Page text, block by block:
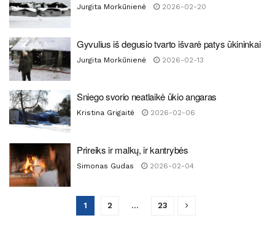
Jurgita Morkūnienė 2026-02-20
Gyvulius iš degusio tvarto išvarė patys ūkininkai
Jurgita Morkūnienė 2026-02-13
Sniego svorio neatlaikė ūkio angaras
Kristina Grigaitė 2026-02-06
Prireiks ir malkų, ir kantrybės
Simonas Gudas 2026-02-04
1 2 … 23